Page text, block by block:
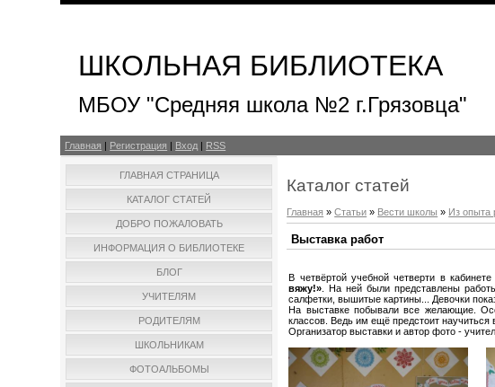
ШКОЛЬНАЯ БИБЛИОТЕКА
МБОУ "Средняя школа №2 г.Грязовца"
Главная Регистрация Вход RSS
ГЛАВНАЯ СТРАНИЦА
КАТАЛОГ СТАТЕЙ
ДОБРО ПОЖАЛОВАТЬ
ИНФОРМАЦИЯ О БИБЛИОТЕКЕ
БЛОГ
УЧИТЕЛЯМ
РОДИТЕЛЯМ
ШКОЛЬНИКАМ
ФОТОАЛЬБОМЫ
Каталог статей
Главная »Статьи » Вести школы » Из опыта
Выставка работ
В четвёртой учебной четверти в
вяжу!» . На ней были представлены
салфетки, вышитые картины... Девочки
На выставке побывали все желающие.
классов. Ведь им ещё предстоит
Организатор выставки и автор фото -